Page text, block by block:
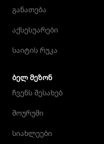
განათება
აქსესუარები
საიტის რუკა
ᲑᲔᲚ ᲛᲔᲖᲝᲜ
ჩვენს შესახებ
შოურუმი
სიახლეები